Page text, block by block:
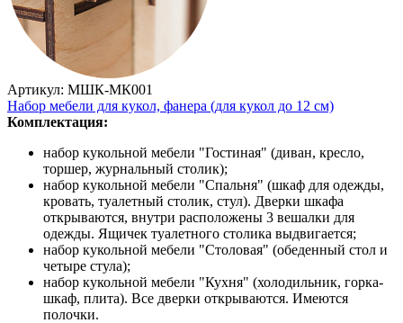
Артикул: МШК-МК001
Набор мебели для кукол, фанера (для кукол до 12 см)
Комплектация:
набор кукольной мебели "Гостиная" (диван, кресло,
торшер, журнальный столик);
набор кукольной мебели "Спальня" (шкаф для одежды,
кровать, туалетный столик, стул). Дверки шкафа
открываются, внутри расположены 3 вешалки для
одежды. Ящичек туалетного столика выдвигается;
набор кукольной мебели "Столовая" (обеденный стол и
четыре стула);
набор кукольной мебели "Кухня" (холодильник, горка-
шкаф, плита). Все дверки открываются. Имеются
полочки.